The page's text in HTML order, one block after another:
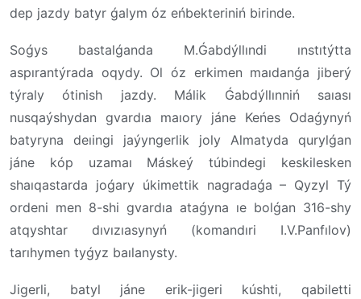
dep jazdy batyr ǵalym óz eńbekteriniń birinde.
Soǵys bastalǵanda M.Ǵabdýllındi ınstıtýtta
aspırantýrada oqydy. Ol óz erkimen maıdanǵa jiberý
týraly ótinish jazdy. Málik Ǵabdýllınniń saıası
nusqaýshydan gvardıa maıory jáne Keńes Odaǵynyń
batyryna deıingi jaýyngerlik joly Almatyda qurylǵan
jáne kóp uzamaı Máskeý túbindegi keskilesken
shaıqastarda joǵary úkimettik nagradaǵa – Qyzyl Tý
ordeni men 8-shi gvardıa ataǵyna ıe bolǵan 316-shy
atqyshtar dıvızıasynyń (komandıri I.V.Panfılov)
tarıhymen tyǵyz baılanysty.
Jigerli, batyl jáne erik-jigeri kúshti, qabiletti